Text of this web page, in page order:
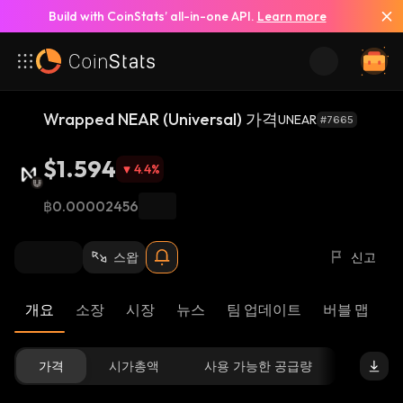
Build with CoinStats’ all-in-one API. Learn more
Wrapped NEAR (Universal) 가격UNEAR #7665
$1.594 4.4%
฿0.00002456
스왑 신고
개요 소장 시장 뉴스 팀 업데이트 버블 맵
가격 시가총액 사용 가능한 공급량